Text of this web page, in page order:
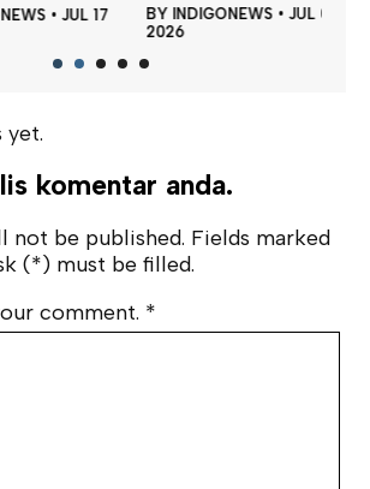
•JUL 17
BY INDIGONEWS •JUL 05
yet.
komentar anda.
not be published. Fields marked
(*) must be filled.
comment. *